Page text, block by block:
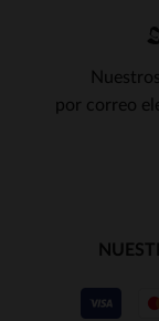
por correo